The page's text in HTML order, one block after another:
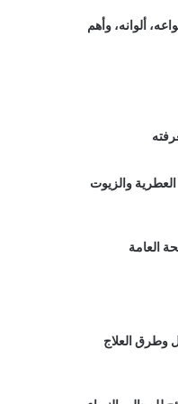
ألوانه، وأهم
العطرية والزيوت
وطرق العلاج